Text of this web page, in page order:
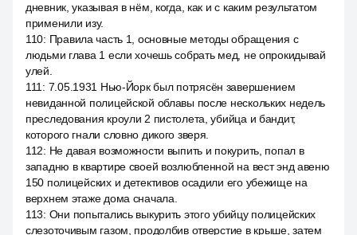
дневник, указывая в нём, когда, как и с каким результатом
применили изу.
110: Правила часть 1, основные методы обращения с
людьми глава 1 если хочешь собрать мед, не опрокидывай
улей.
111 : 7.05.1931 Нью-Йорк был потрясён завершением
невиданной полицейской облавы после нескольких недель
преследования кроули 2 пистолета, убийца и бандит,
которого гнали словно дикого зверя.
112: Не давая возможности выпить и покурить, попал в
западню в квартире своей возлюбленной на вест энд авеню
150 полицейских и детективов осадили его убежище на
верхнем этаже дома сначала.
113: Они попытались выкурить этого убийцу полицейских
слезоточивым газом, продолбив отверстие в крыше, затем